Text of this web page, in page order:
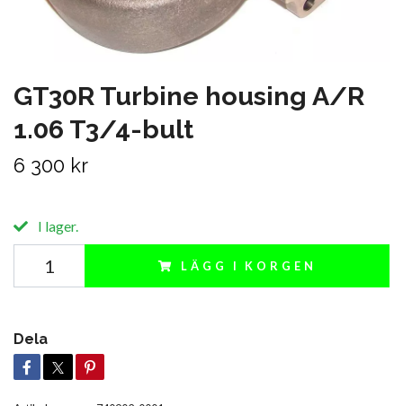
GT30R Turbine housing A/R
1.06 T3/4-bult
6 300 kr
I lager.
LÄGG I KORGEN
Dela